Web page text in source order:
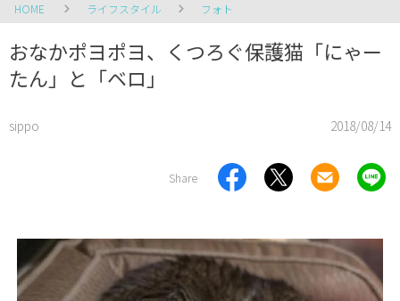
HOME ライフスタイル フォト
おなかポヨポヨ、くつろぐ保護猫「にゃー
たん」と「ベロ」
sippo 2018/08/14
Share